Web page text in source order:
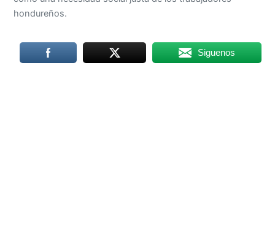
hondureños.
Siguenos